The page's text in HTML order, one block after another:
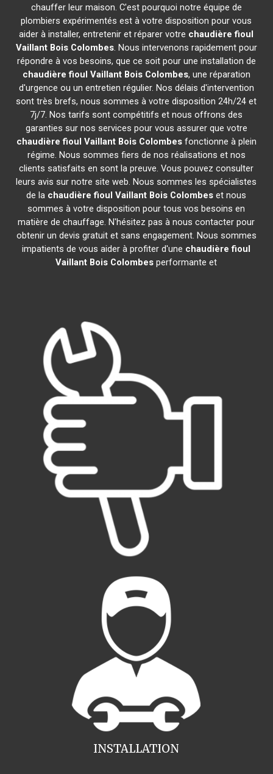
chauffer leur maison. C'est pourquoi notre équipe de
plombiers expérimentés est à votre disposition pour vous
aider à installer, entretenir et réparer votre chaudière fioul
Vaillant Bois Colombes. Nous intervenons rapidement pour
répondre à vos besoins, que ce soit pour une installation de
chaudière fioul Vaillant Bois Colombes, une réparation
d'urgence ou un entretien régulier. Nos délais d'intervention
sont très brefs, nous sommes à votre disposition 24h/24 et
7j/7. Nos tarifs sont compétitifs et nous offrons des
garanties sur nos services pour vous assurer que votre
chaudière fioul Vaillant Bois Colombesfonctionne à plein
régime. Nous sommes fiers de nos réalisations et nos
clients satisfaits en sont la preuve. Vous pouvez consulter
leurs avis sur notre site web. Nous sommes les spécialistes
de la chaudière fioul Vaillant Bois Colombes et nous
sommes à votre disposition pour tous vos besoins en
matière de chauffage. N'hésitez pas à nous contacter pour
obtenir un devis gratuit et sans engagement. Nous sommes
impatients de vous aider à profiter d'une chaudière fioul
Vaillant Bois Colombes performante et
INSTALLATION